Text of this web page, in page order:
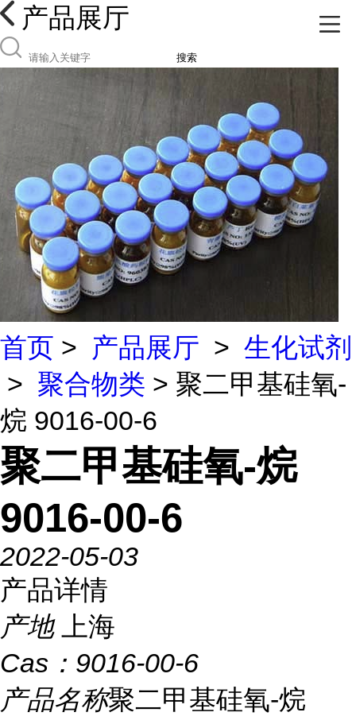
产品展厅
搜索
首页 > 产品展厅 > 生化试剂
> 聚合物类 > 聚二甲基硅氧-
烷 9016-00-6
聚二甲基硅氧-烷
9016-00-6
2022-05-03
产品详情
产地
上海
Cas： 9016-00-6
产品名称聚二甲基硅氧-烷